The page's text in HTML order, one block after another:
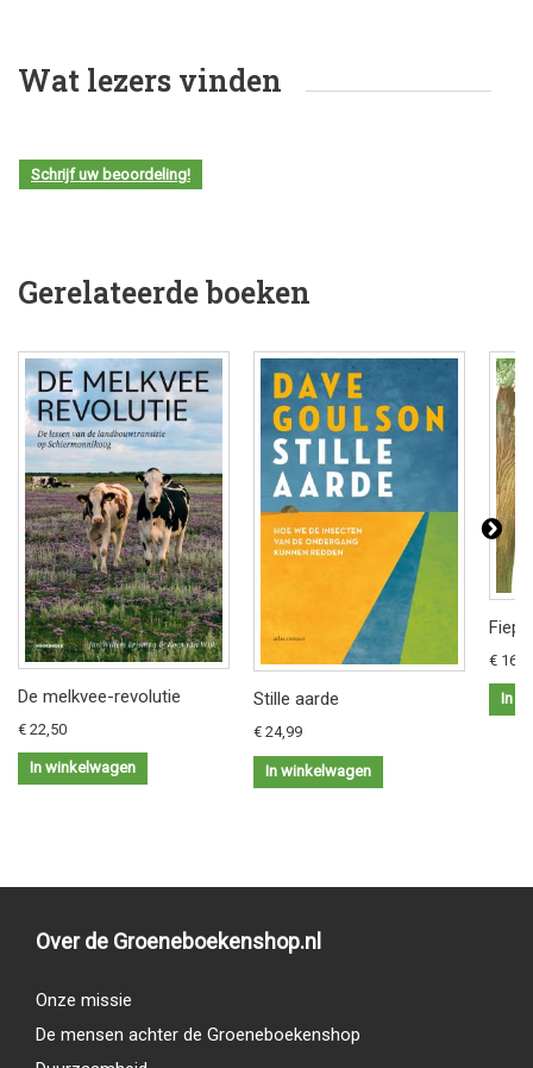
Wat lezers vinden
Schrijf uw beoordeling!
Gerelateerde boeken
De melkvee-revolutie
€ 22,50
In winkelwagen
Stille aarde
€ 24,99
In winkelwagen
Fiep
€
In
Over de Groeneboekenshop.nl
Onze missie
De mensen achter de Groeneboekenshop